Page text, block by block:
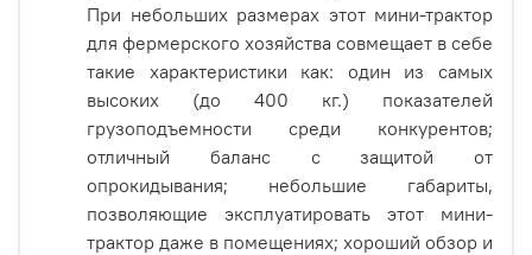
При небольших размерах этот мини-трактор
для фермерского хозяйства совмещает в себе
такие характеристики как: один из самых
высоких (до 400 кг.) показателей
грузоподъемности среди конкурентов;
отличный баланс с защитой от
опрокидывания; небольшие габариты,
позволяющие эксплуатировать этот мини-
трактор даже в помещениях; хороший обзор и